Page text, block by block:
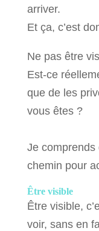
arriver.
Et ça, c’est
Ne pas être
Est-ce
que de les
vous êtes ?
Je comprends
chemin pour
Être visible
Être visible,
voir, sans en